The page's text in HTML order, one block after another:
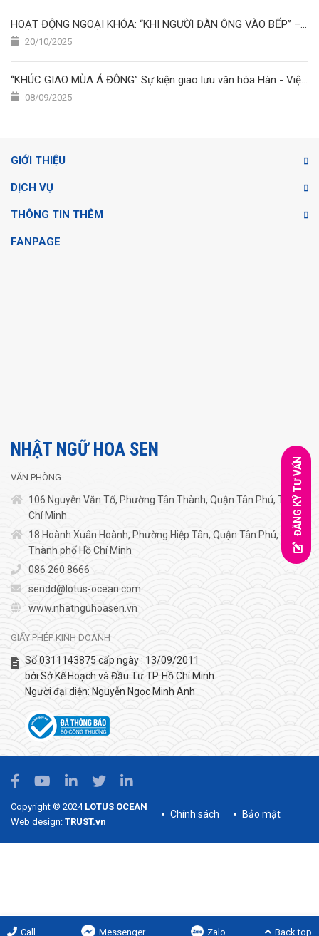
HOẠT ĐỘNG NGOẠI KHÓA: “KHI NGƯỜI ĐÀN ÔNG VÀO BẾP” – CUỘC THI NẤU ĂN ĐẦY SẮC MÀU TẠI TRƯỜNG NHẬT NGỮ HOA SEN
20/10/2025
“KHÚC GIAO MÙA Á ĐÔNG” Sự kiện giao lưu văn hóa Hàn - Việt - Nhật
08/09/2025
GIỚI THIỆU
DỊCH VỤ
THÔNG TIN THÊM
FANPAGE
NHẬT NGỮ HOA SEN
VĂN PHÒNG
106 Nguyễn Văn Tố, Phường Tân Thành, Quận Tân Phú, TP.Hồ
Chí Minh
18 Hoành Xuân Hoành, Phường Hiệp Tân, Quận Tân Phú,
Thành phố Hồ Chí Minh
086 260 8666
sendd@lotus-ocean.com
www.nhatnguhoasen.vn
GIẤY PHÉP KINH DOANH
Số 0311143875 cấp ngày : 13/09/2011
bởi Sở Kế Hoạch và Đầu Tư TP. Hồ Chí Minh
Người đại diện: Nguyễn Ngọc Minh Anh
Copyright © 2024 LOTUS OCEAN
Web design: TRUST.vn
Chính sách Bảo mật
ĐĂNG KÝ TƯ VẤN
Call Messenger Zalo Back top